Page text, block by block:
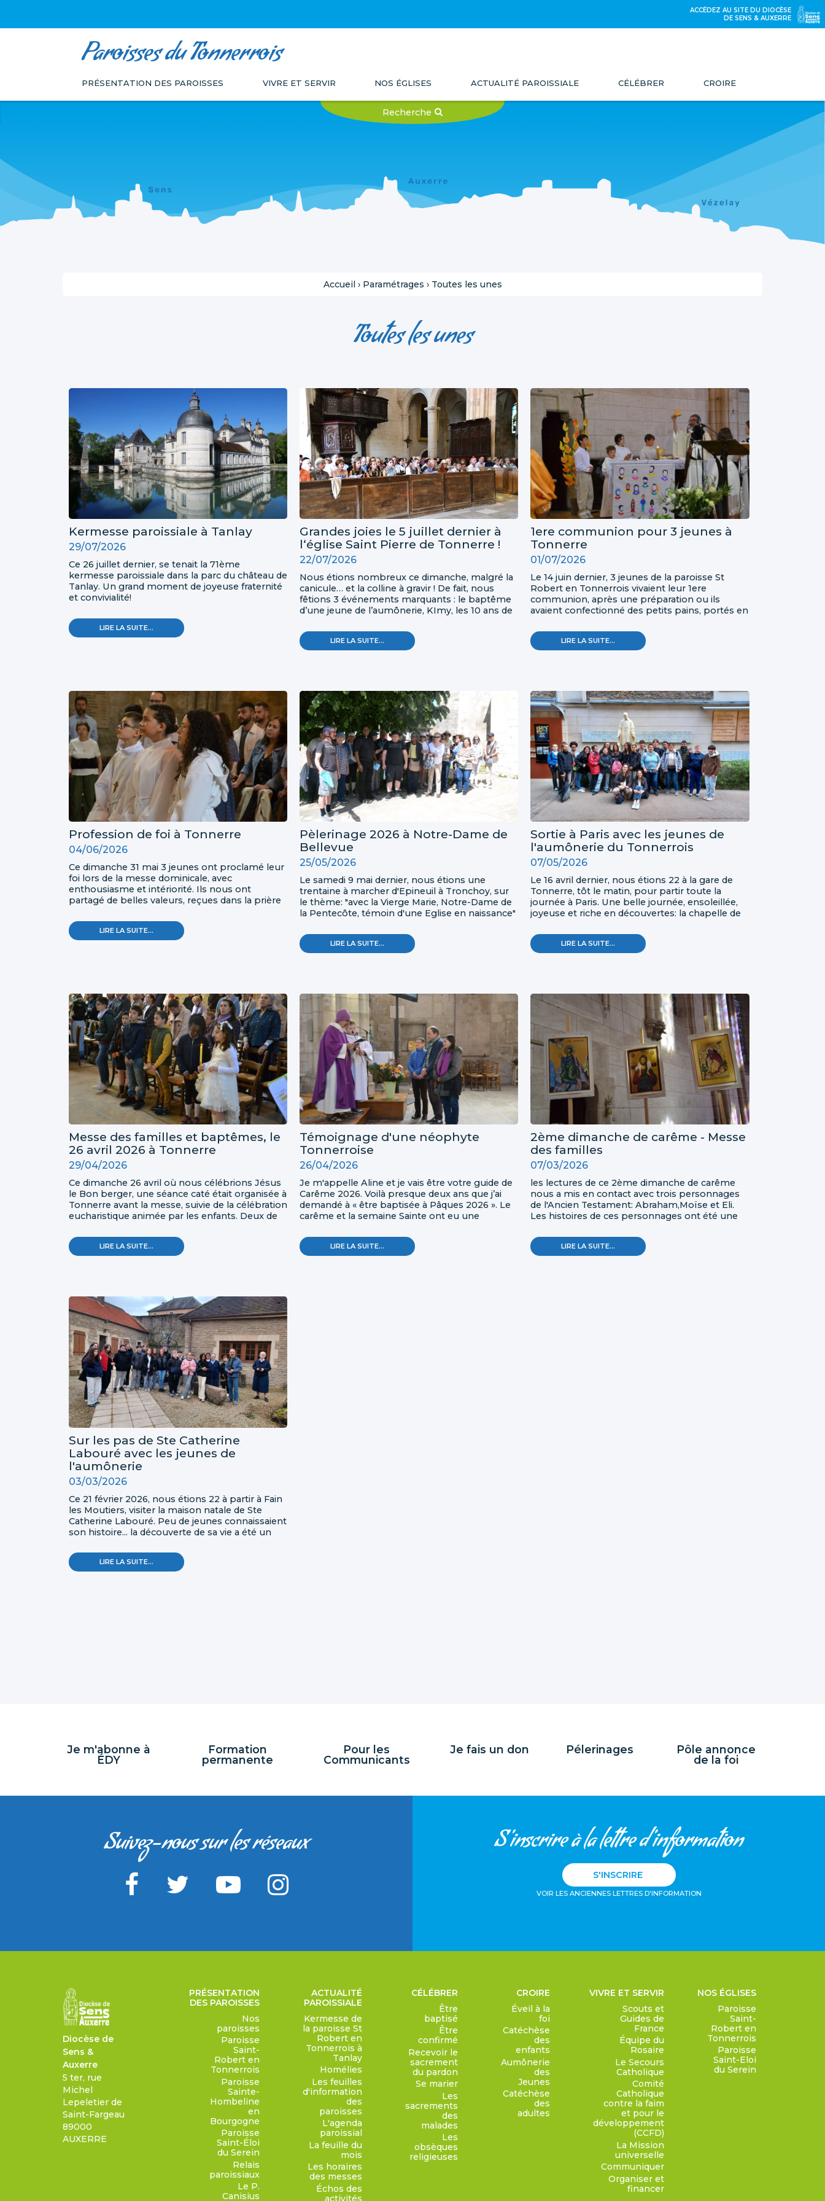
Aller
ACCÉDEZ AU SITE DU DIOCÈSE
DE SENS & AUXERRE
Paroisses du Tonnerrois
PRÉSENTATION DES PAROISSES ACTUALITÉ PAROISSIALE CÉLÉBRER CROIRE
VIVRE ET SERVIR NOS ÉGLISES
Recherche
Accueil › Paramétrages › Toutes les unes
Toutes les unes
Kermesse paroissiale à Tanlay
29/07/2026
Ce 26 juillet dernier, se tenait la 71ème
kermesse paroissiale dans la parc du château de
Tanlay. Un grand moment de joyeuse fraternité
et convivialité!
KERMESSE
PAROISSIALE
LIRE LA SUITE…
Grandes joies le 5 juillet dernier à
l‘église Saint Pierre de Tonnerre !
22/07/2026
Nous étions nombreux ce dimanche, malgré la
canicule… et la colline à gravir ! De fait, nous
fêtions 3 événements marquants : le baptême
d’une jeune de l’aumônerie, KImy, les 10 ans de
église St Pierre, et les 40 ans de sacerdoce de
notre pasteur, le père Pascal Bégin.
GRANDES
JOIES
DERNIER
À
L‘ÉGLISE
SAINT
PIERRE
DE
TONNERRE
!
-
LIRE LA SUITE…
1ere communion pour 3 jeunes à
Tonnerre
01/07/2026
Le 14 juin dernier, 3 jeunes de la paroisse St
Robert en Tonnerrois vivaient leur 1ere
communion, après une préparation ou ils
avaient confectionné des petits pains, portés en
panneau, avec une silhouette les représentant
et entourés des apôtres, en lien avec l'évangile
1ERE
COMMUNION
TONNERRE
-
LIRE LA SUITE…
Profession de foi à Tonnerre
04/06/2026
Ce dimanche 31 mai 3 jeunes ont proclamé leur
foi lors de la messe dominicale, avec
enthousiasme et intériorité. Ils nous ont
partagé de belles valeurs, reçues dans la prière
et ont été longuement applaudis a la fin de la
célébration!PROFESSION
DE
LIRE LA SUITE…
Pèlerinage 2026 à Notre-Dame de
Bellevue
25/05/2026
Le samedi 9 mai dernier, nous étions une
trentaine à marcher d'Epineuil à Tronchoy, sur
le thème: "avec la Vierge Marie, Notre-Dame de
la Pentecôte, témoin d'une Eglise en naissance"
PÈLERINAGE
2026
BELLEVUE
-
LIRE LA SUITE…
Sortie à Paris avec les jeunes de
l'aumônerie du Tonnerrois
07/05/2026
Le 16 avril dernier, nous étions 22 à la gare de
Tonnerre, tôt le matin, pour partir toute la
journée à Paris. Une belle journée, ensoleillée,
joyeuse et riche en découvertes: la chapelle de
SORTIE
À
DE
L'AUMÔNERIE
DU
TONNERROIS
-
LIRE LA SUITE…
Messe des familles et baptêmes, le
26 avril 2026 à Tonnerre
29/04/2026
Ce dimanche 26 avril où nous célébrions Jésus
le Bon berger, une séance caté était organisée à
Tonnerre avant la messe, suivie de la célébration
eucharistique animée par les enfants. Deux de
dans la joie !
MESSE
DES
LE
26
AVRIL
2026
À
TONNERRE
-
LIRE LA SUITE…
Témoignage d'une néophyte
Tonnerroise
26/04/2026
Je m'appelle Aline et je vais être votre guide de
Carême 2026. Voilà presque deux ans que j’ai
demandé à « être baptisée à Pâques 2026 ». Le
carême et la semaine Sainte ont eu une
moi !
TÉMOIGNAGE
D'UNE
LIRE LA SUITE…
2ème dimanche de carême - Messe
des familles
07/03/2026
les lectures de ce 2ème dimanche de carême
nous a mis en contact avec trois personnages
de l'Ancien Testament: Abraham,Moïse et Eli.
Les histoires de ces personnages ont été une
l'histoire de leur vie les a amenés à sa
questionner sur leur vécu.
2ÈME
DIMANCHE
LIRE LA SUITE…
Sur les pas de Ste Catherine
Labouré avec les jeunes de
l'aumônerie
03/03/2026
Ce 21 février 2026, nous étions 22 à partir à Fain
les Moutiers, visiter la maison natale de Ste
Catherine Labouré. Peu de jeunes connaissaient
son histoire... la découverte de sa vie a été un
jeunes étaient concentrés, attentifs et heureux
de connaitre Ste Catherine.
SUR
LES
LIRE LA SUITE…
Je m'abonne à
ÉDY
Formation
permanente
Pour les
Communicants
Je fais un don Pélerinages
Pôle annonce
de la foi
Suivez-nous sur les réseaux S'inscrire à la lettre d'information
S'INSCRIRE
VOIR LES ANCIENNES LETTRES D'INFORMATION
Diocèse de
Sens &
Auxerre
5 ter, rue
Michel
Lepeletier de
Saint-Fargeau
89000
AUXERRE
PRÉSENTATION
DES PAROISSES
Nos
paroisses
Paroisse
Saint-
Robert en
Tonnerrois
Paroisse
Sainte-
Hombeline
en
Bourgogne
Paroisse
Saint-Éloi
du Serein
Relais
paroissiaux
Le P.
Canisius
ACTUALITÉ
PAROISSIALE
Kermesse de
la paroisse St
Robert en
Tonnerrois à
Tanlay
Homélies
Les feuilles
d'information
des
paroisses
L'agenda
paroissial
La feuille du
mois
Les horaires
des messes
Échos des
activités
CÉLÉBRER
Être
baptisé
Être
confirmé
Recevoir le
sacrement
du pardon
Se marier
Les
sacrements
des
malades
Les
obsèques
religieuses
CROIRE
Éveil à la
foi
Catéchèse
des
enfants
Aumônerie
des
Jeunes
Catéchèse
des
adultes
VIVRE ET SERVIR
Scouts et
Guides de
France
Équipe du
Rosaire
Le Secours
Catholique
Comité
Catholique
contre la faim
et pour le
développement
(CCFD)
La Mission
universelle
Communiquer
Organiser et
financer
NOS ÉGLISES
Paroisse
Saint-
Robert en
Tonnerrois
Paroisse
Saint-Eloi
du Serein